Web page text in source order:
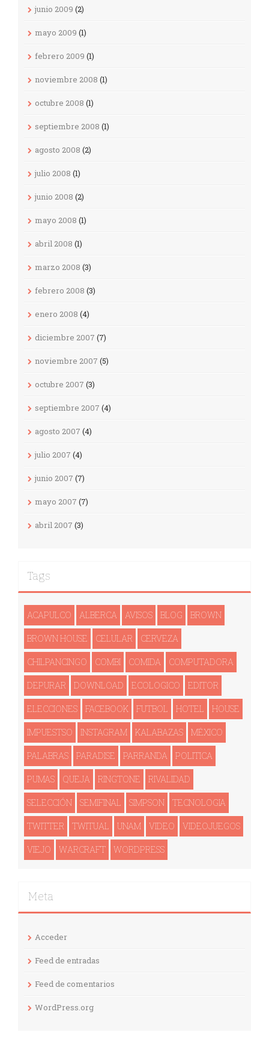
junio 2009 (2)
mayo 2009 (1)
febrero 2009 (1)
noviembre 2008 (1)
octubre 2008 (1)
septiembre 2008 (1)
agosto 2008 (2)
julio 2008 (1)
junio 2008 (2)
mayo 2008 (1)
abril 2008 (1)
marzo 2008 (3)
febrero 2008 (3)
enero 2008 (4)
diciembre 2007 (7)
noviembre 2007 (5)
octubre 2007 (3)
septiembre 2007 (4)
agosto 2007 (4)
julio 2007 (4)
junio 2007 (7)
mayo 2007 (7)
abril 2007 (3)
Tags
ACAPULCO ALBERCA AVISOS BLOG BROWN
BROWN HOUSE CELULAR CERVEZA
CHILPANCINGO COMBI COMIDA COMPUTADORA
DEPURAR DOWNLOAD ECOLOGICO EDITOR
ELECCIONES FACEBOOK FUTBOL HOTEL HOUSE
IMPUESTSO INSTAGRAM KALABAZAS MÉXICO
PALABRAS PARADISE PARRANDA POLITICA
PUMAS QUEJA RINGTONE RIVALIDAD
SELECCIÓN SEMIFINAL SIMPSON TECNOLOGI­A
TWITTER TWITUAL UNAM VIDEO VIDEOJUEGOS
VIEJO WARCRAFT WORDPRESS
Meta
Acceder
Feed de entradas
Feed de comentarios
WordPress.org